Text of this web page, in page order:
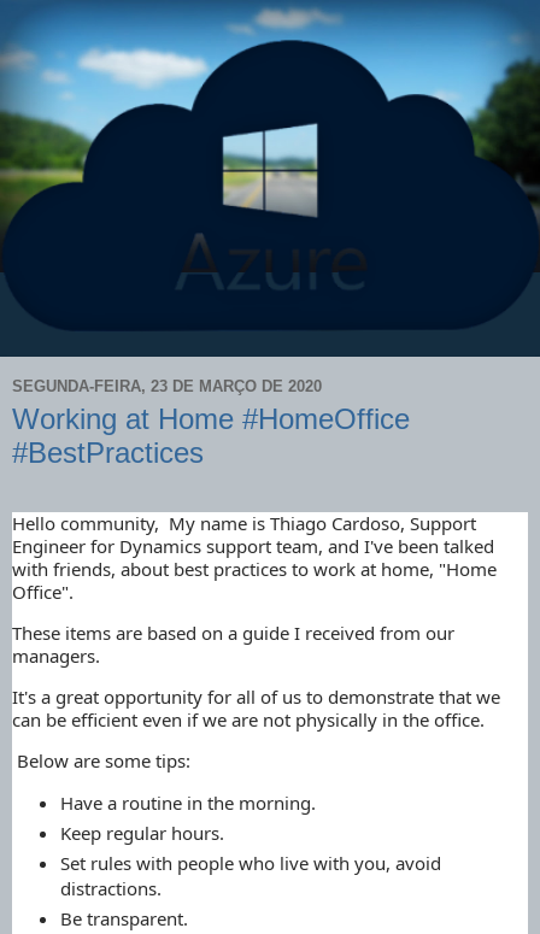
SEGUNDA-FEIRA, 23 DE MARÇO DE 2020
Working at Home #HomeOffice
#BestPractices
Hello community, My name is Thiago Cardoso, Support
Engineer for Dynamics support team, and I've been talked
with friends, about best practices to work at home, "Home
Office".
These items are based on a guide I received from our
managers.
It's a great opportunity for all of us to demonstrate that we
can be efficient even if we are not physically in the office.
Below are some tips:
Have a routine in the morning.
Keep regular hours.
Set rules with people who live with you, avoid
distractions.
Be transparent.